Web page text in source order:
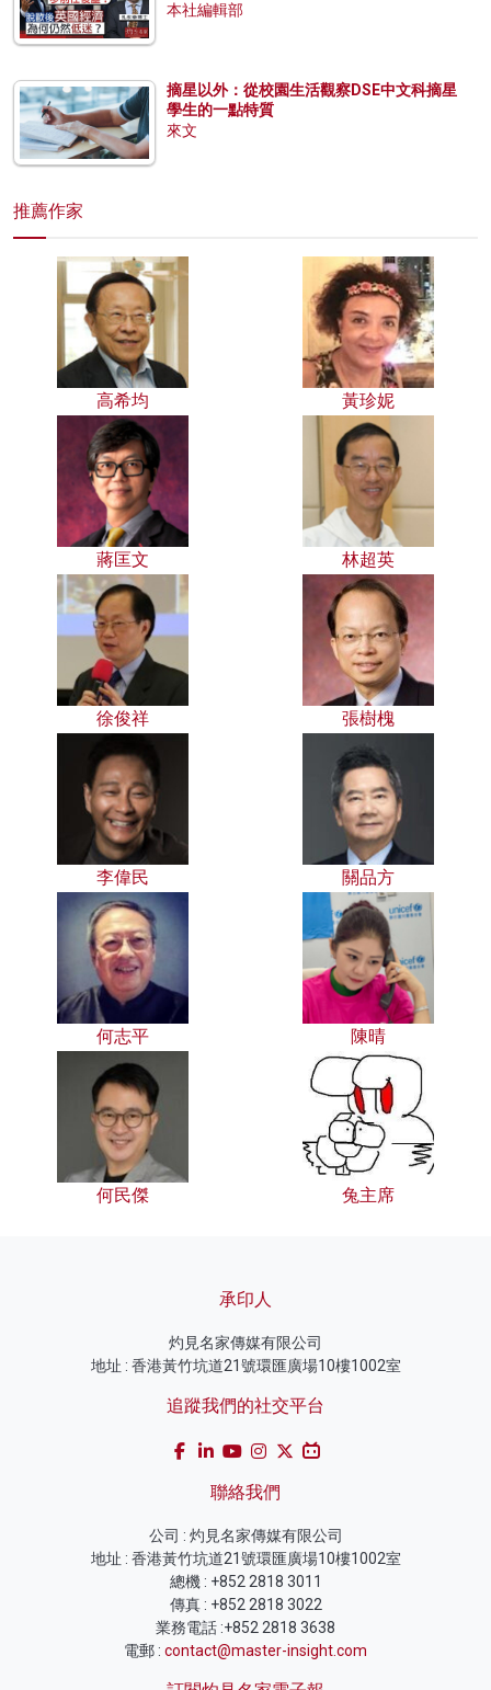
本社編輯部
摘星以外：從校園生活觀察DSE中文科摘星
學生的一點特質
來文
推薦作家
高希均 黃珍妮
蔣匡文 林超英
徐俊祥 張樹槐
李偉民 關品方
何志平 陳晴
何民傑 兔主席
承印人
灼見名家傳媒有限公司
地址 : 香港黃竹坑道21號環匯廣場10樓1002室
追蹤我們的社交平台
聯絡我們
公司 : 灼見名家傳媒有限公司
地址 : 香港黃竹坑道21號環匯廣場10樓1002室
總機 : +852 2818 3011
傳真 : +852 2818 3022
業務電話 :+852 2818 3638
電郵 : contact@master-insight.com